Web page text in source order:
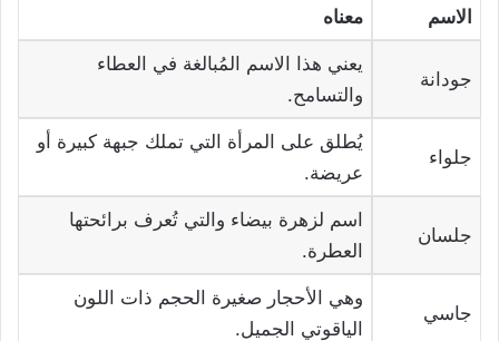
الاسم معناه
جودانة
يعني هذا الاسم المُبالغة في العطاء
والتسامح.
جلواء
يُطلق على المرأة التي تملك جبهة كبيرة أو
عريضة.
جلسان
اسم لزهرة بيضاء والتي تُعرف برائحتها
العطرة.
جاسي
وهي الأحجار صغيرة الحجم ذات اللون
الياقوتي الجميل.